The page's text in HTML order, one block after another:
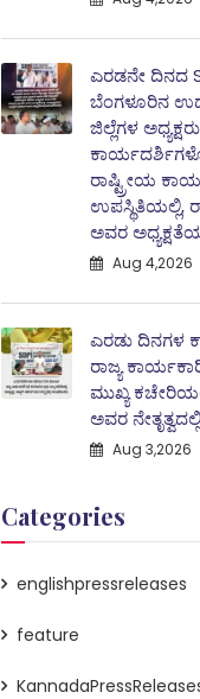
ಎರಡನೇ ದಿನದ
ಬೆಂಗಳೂರಿನ
ಜಿಲ್ಲೆಗಳ
ರಾಷ್ಟ್ರೀಯ
ಉಪಸ್ಥಿತಿಯಲ್ಲಿ,
ಅವರ
Aug 4,2026
ಎರಡು ದಿನಗಳ
ರಾಜ್ಯ
ಮುಖ್ಯ
ಅವರ
Aug 3,2026
Categories
englishpressreleases
feature